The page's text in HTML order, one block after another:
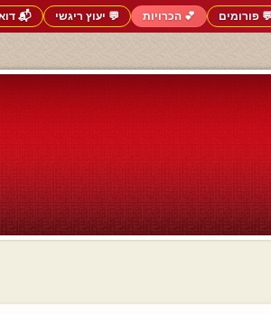
💬 פורומים 💕 הכרויות 💬 יעוץ ריגשי 📬